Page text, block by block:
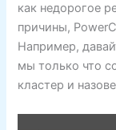
как недорогое
причины,
Например,
мы только что
кластер и